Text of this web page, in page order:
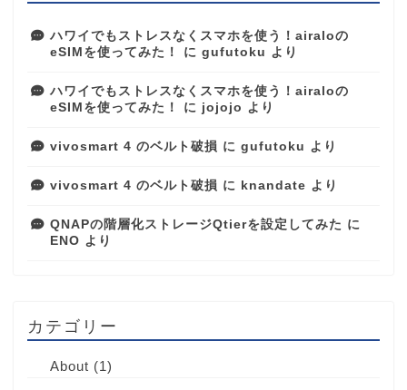
ハワイでもストレスなくスマホを使う！airaloの
eSIMを使ってみた！
に gufutoku より
ハワイでもストレスなくスマホを使う！airaloの
eSIMを使ってみた！
に jojojo より
vivosmart 4 のベルト破損 に gufutoku より
vivosmart 4 のベルト破損 に knandate より
QNAPの階層化ストレージQtierを設定してみた に
ENO より
カテゴリー
About (1)